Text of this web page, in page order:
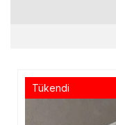
Takım
Tükendi